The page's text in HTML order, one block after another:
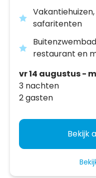
safaritenten
restaurant en
vr 14 augustus -
3 nachten
2 gasten
Bekijk